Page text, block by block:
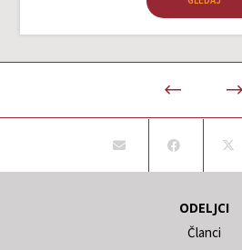
ODELJCI
Članci